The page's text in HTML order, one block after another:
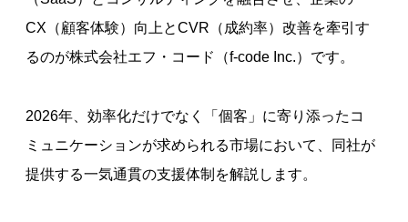
CX（顧客体験）向上とCVR（成約率）改善を牽引す
るのが株式会社エフ・コード（f-code Inc.）です。
2026年、効率化だけでなく「個客」に寄り添ったコ
ミュニケーションが求められる市場において、同社が
提供する一気通貫の支援体制を解説します。